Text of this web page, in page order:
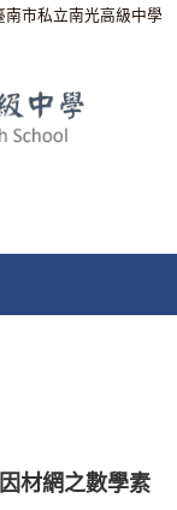
南市私立南光高級中學
材網之數學素